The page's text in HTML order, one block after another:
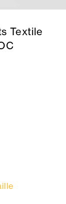
Textile